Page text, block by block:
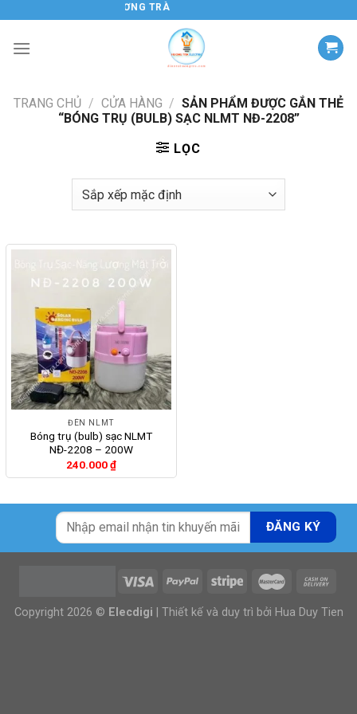
nội
ĐIỆN TỬ HƯƠNG TRÀ
TRANG CHỦ / CỬA HÀNG / SẢN PHẨM ĐƯỢC GẮN THẺ
“BÓNG TRỤ (BULB) SẠC NLMT NĐ-2208”
LỌC
ĐÈN NLMT
Bóng trụ (bulb) sạc NLMT
NĐ-2208 – 200W
240.000₫
Copyright 2026 © Elecdigi | Thiết kế và duy trì bởi Hua Duy Tien